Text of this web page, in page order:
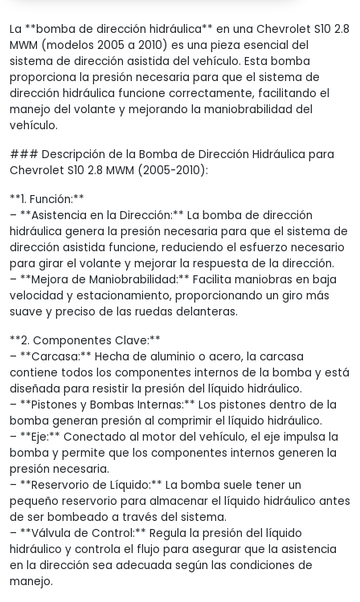
La **bomba de dirección hidráulica** en una Chevrolet S10 2.8
MWM (modelos 2005 a 2010) es una pieza esencial del
sistema de dirección asistida del vehículo. Esta bomba
proporciona la presión necesaria para que el sistema de
dirección hidráulica funcione correctamente, facilitando el
manejo del volante y mejorando la maniobrabilidad del
vehículo.
### Descripción de la Bomba de Dirección Hidráulica para
Chevrolet S10 2.8 MWM (2005-2010):
**1. Función:**
– **Asistencia en la Dirección:** La bomba de dirección
hidráulica genera la presión necesaria para que el sistema de
dirección asistida funcione, reduciendo el esfuerzo necesario
para girar el volante y mejorar la respuesta de la dirección.
– **Mejora de Maniobrabilidad:** Facilita maniobras en baja
velocidad y estacionamiento, proporcionando un giro más
suave y preciso de las ruedas delanteras.
**2. Componentes Clave:**
– **Carcasa:** Hecha de aluminio o acero, la carcasa
contiene todos los componentes internos de la bomba y está
diseñada para resistir la presión del líquido hidráulico.
– **Pistones y Bombas Internas:** Los pistones dentro de la
bomba generan presión al comprimir el líquido hidráulico.
– **Eje:** Conectado al motor del vehículo, el eje impulsa la
bomba y permite que los componentes internos generen la
presión necesaria.
– **Reservorio de Líquido:** La bomba suele tener un
pequeño reservorio para almacenar el líquido hidráulico antes
de ser bombeado a través del sistema.
– **Válvula de Control:** Regula la presión del líquido
hidráulico y controla el flujo para asegurar que la asistencia
en la dirección sea adecuada según las condiciones de
manejo.